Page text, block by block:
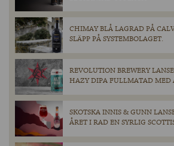
CHIMAY BLÅ LAGRAD PÅ
SLÄPP PÅ SYSTEMBOLAGET.
REVOLUTION BREWERY
HAZY DIPA FULLMATAD MED
SKOTSKA INNIS & GUNN
ÅRET I RAD EN SYRLIG